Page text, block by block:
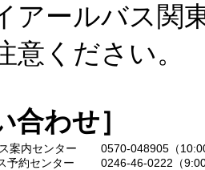
アールバス関
意ください。
合わせ］
案内センター
0570-048905（
予約センター
0246-46-0222（